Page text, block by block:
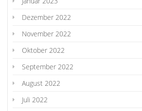
Dezember 2022
November 2022
Oktober 2022
September 2022
August 2022
Juli 2022